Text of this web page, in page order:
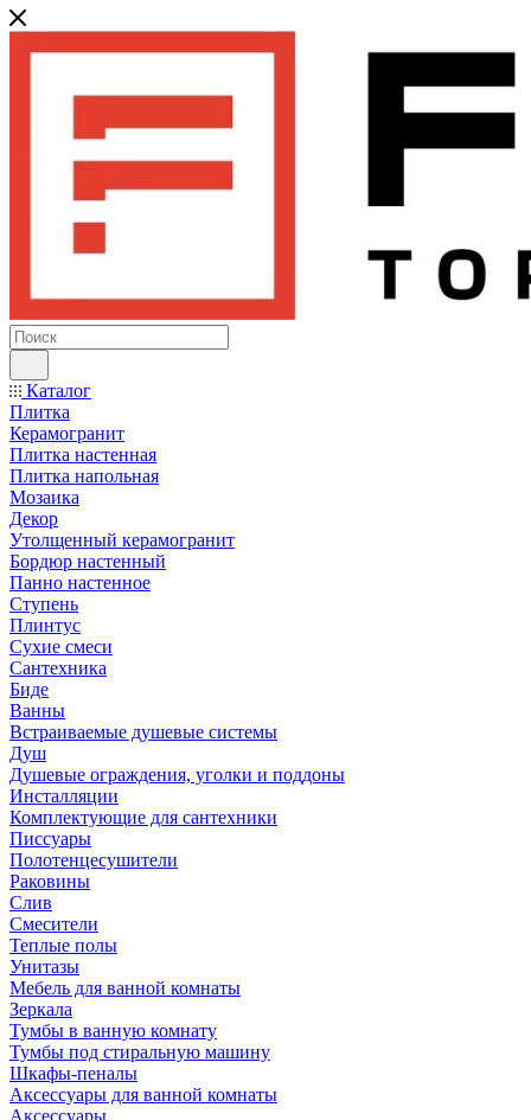
Каталог
Плитка
Керамогранит
Плитка настенная
Плитка напольная
Мозаика
Декор
Утолщенный керамогранит
Бордюр настенный
Панно настенное
Ступень
Плинтус
Сухие смеси
Сантехника
Биде
Ванны
Встраиваемые душевые системы
Душ
Душевые ограждения, уголки и поддоны
Инсталляции
Комплектующие для сантехники
Писсуары
Полотенцесушители
Раковины
Слив
Смесители
Теплые полы
Унитазы
Мебель для ванной комнаты
Зеркала
Тумбы в ванную комнату
Тумбы под стиральную машину
Шкафы-пеналы
Аксессуары для ванной комнаты
Аксессуары